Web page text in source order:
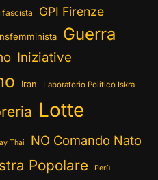
GPI Firenze
Guerra
Iniziative
Iran Laboratorio Politico Iskra
Lotte
Thai NO Comando Nato
Popolare Perù